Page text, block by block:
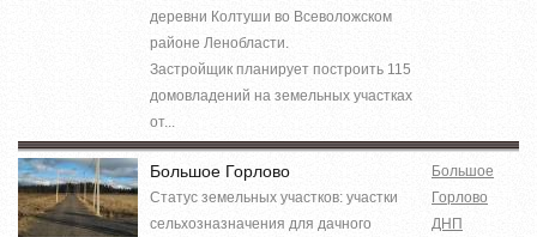
деревни Колтуши во Всеволожском
районе Ленобласти.
Застройщик планирует построить 115
домовладений на земельных участках
от...
Большое Горлово
Статус земельных участков: участки
сельхозназначения для дачного
Большое
Горлово
ДНП